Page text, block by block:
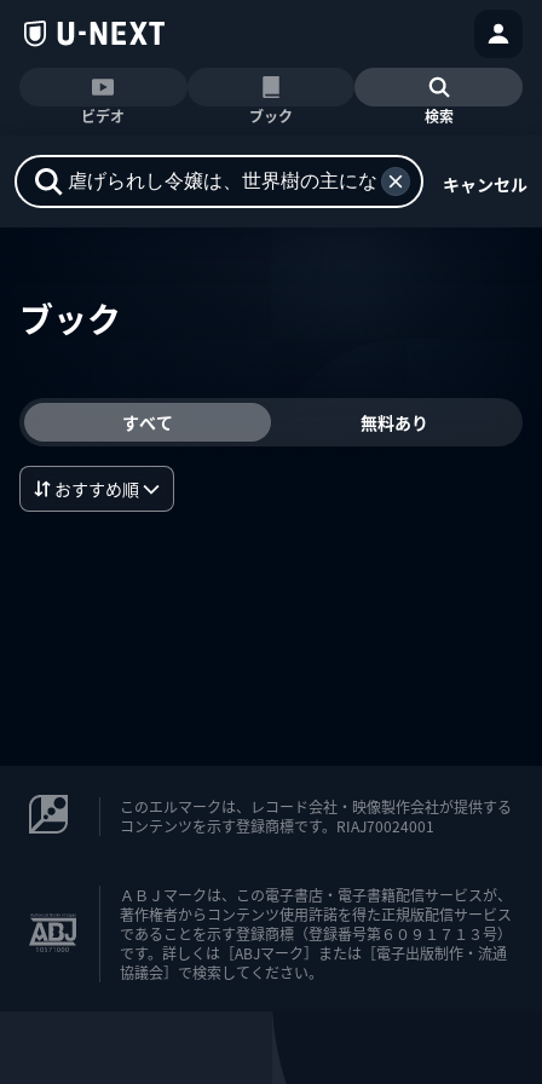
ビデオ ブック 検索
キャンセル
ブック
すべて 無料あり
おすすめ順
このエルマークは、レコード会社・映像製作会社が提供する
コンテンツを示す登録商標です。RIAJ70024001
ＡＢＪマークは、この電子書店・電子書籍配信サービスが、
著作権者からコンテンツ使用許諾を得た正規版配信サービス
であることを示す登録商標（登録番号第６０９１７１３号）
です。詳しくは［ABJマーク］または［電子出版制作・流通
協議会］で検索してください。